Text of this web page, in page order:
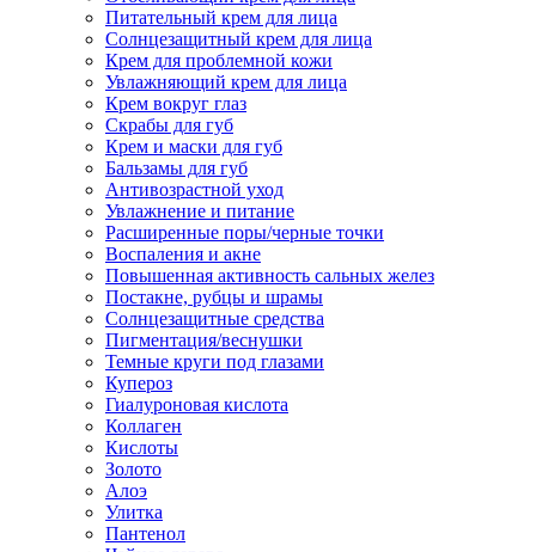
Питательный крем для лица
Солнцезащитный крем для лица
Крем для проблемной кожи
Увлажняющий крем для лица
Крем вокруг глаз
Скрабы для губ
Крем и маски для губ
Бальзамы для губ
Антивозрастной уход
Увлажнение и питание
Расширенные поры/черные точки
Воспаления и акне
Повышенная активность сальных желез
Постакне, рубцы и шрамы
Солнцезащитные средства
Пигментация/веснушки
Темные круги под глазами
Купероз
Гиалуроновая кислота
Коллаген
Кислоты
Золото
Алоэ
Улитка
Пантенол